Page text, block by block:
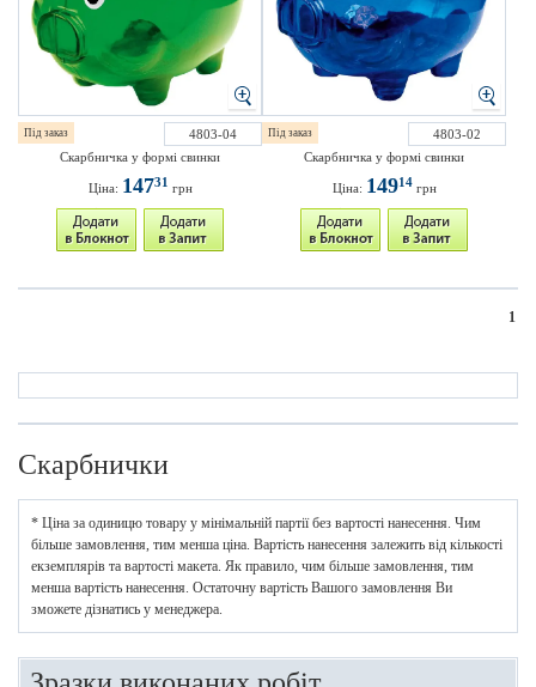
Під заказ
4803-04
Скарбничка у формі свинки
Ціна: 14731 грн
Під заказ
4803-02
Скарбничка у формі свинки
Ціна: 14914грн
1
Скарбнички
* Ціна за одиницю товару у мінімальній партії без вартості нанесення. Чим
більше замовлення, тим менша ціна. Вартість нанесення залежить від кількості
екземплярів та вартості макета. Як правило, чим більше замовлення, тим
менша вартість нанесення. Остаточну вартість Вашого замовлення Ви
зможете дізнатись у менеджера.